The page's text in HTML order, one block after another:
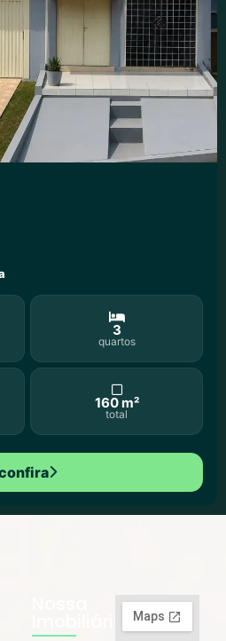
3
quartos
160 m²
total